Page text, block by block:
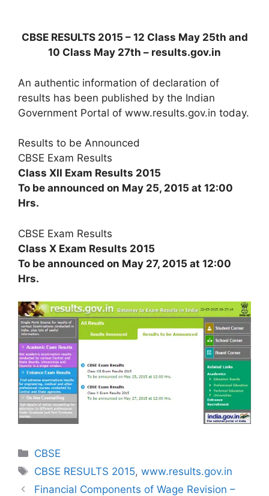
CBSE RESULTS 2015 – 12 Class May 25th and
10 Class May 27th – results.gov.in
An authentic information of declaration of
results has been published by the Indian
Government Portal of www.results.gov.in today.
Results to be Announced
CBSE Exam Results
Class XII Exam Results 2015
To be announced on May 25, 2015 at 12:00
Hrs.
CBSE Exam Results
Class X Exam Results 2015
To be announced on May 27, 2015 at 12:00
Hrs.
Categories
CBSE
Tags
CBSE RESULTS 2015,www.results.gov.in
Financial Components of Wage Revision –